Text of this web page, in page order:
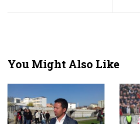
You Might Also Like